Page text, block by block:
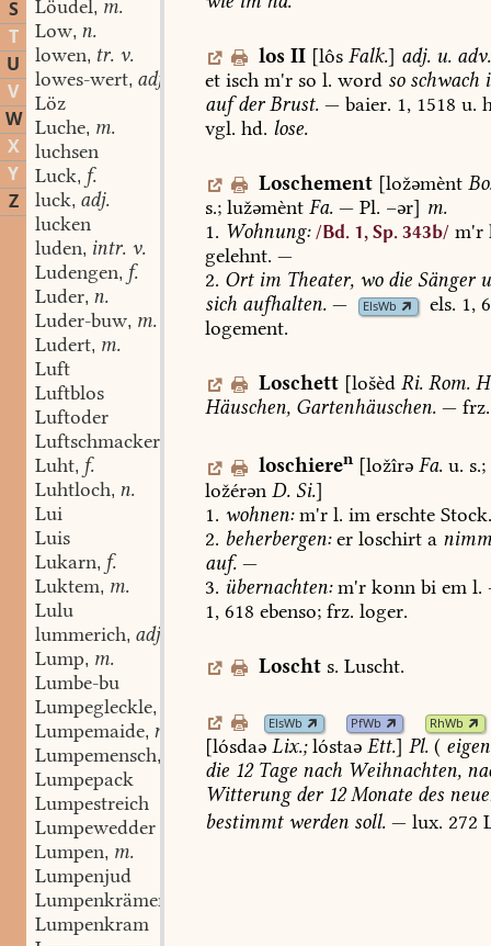
S
T
U
V
W
X
Y
Z
Löudel, m.
Low, n.
lowen, tr. v.
lowes-wert, adj.
Löz
Luche, m.
luchsen
Luck, f.
luck, adj.
lucken
luden, intr. v.
Ludengen, f.
Luder, n.
Luder-buw, m.
Ludert, m.
Luft
Luftblos
Luftoder
Luftschmacker
Luht, f.
Luhtloch, n.
Lui
Luis
Lukarn, f.
Luktem, m.
Lulu
lummerich, adj.
Lump, m.
Lumbe-bu
Lumpegleckle,
Lumpemaide, n.
Lumpemensch,
Lumpepack
Lumpestreich
Lumpewedder
Lumpen, m.
Lumpenjud
Lumpenkrämer
Lumpenkram
los II [lôs Falk.] adj.u.adv.
et isch m'r so l. word soschwach
aufderBrust. — baier. 1, 1518 u.
vgl. hd. lose.
Loschement [ložəmènt
s.; lužəmènt Fa. — Pl. –ər] m.
1. Wohnung: /Bd. 1, Sp. 343b/ m'r
gelehnt. —
2. Ortim Theater, wodie Sänger
sich aufhalten. — ElsWb els. 1,
logement.
Loschett [lošèd Ri. Rom.
Häuschen, Gartenhäuschen. — frz.
loschieren [ložîrə Fa.u. s.;
ložérən D. Si.]
1. wohnen:m'r l. im erschte
2. beherbergen:er loschirt a
auf. —
3. übernachten:m'r konn bi em l.
1, 618 ebenso; frz. loger.
Loscht s. Luscht.
ElsWb PfWb RhWb
[lósdaə Lix.;lóstaə Ett.] Pl. (
die 12Tage nach Weihnachten,
Witterungder12Monate des
bestimmtwerden soll. — lux. 272